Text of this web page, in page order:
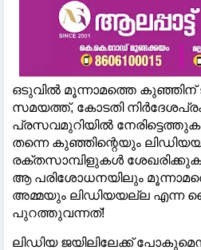
ഒടുവില്‍ മൂന്നാമത്തെ കുഞ്ഞിന്
സമയത്ത്, കോടതി
പ്രസവമുറിയില്‍
തന്നെ കുഞ്ഞിന്റെയും
രക്തസാമ്പിളുകള്‍
ആ പരിശോധനയിലും
അമ്മയും ലിഡിയയല്ല എന്ന
പുറത്തുവന്നത്!
ലിഡിയ ജയിലിലേക്ക്